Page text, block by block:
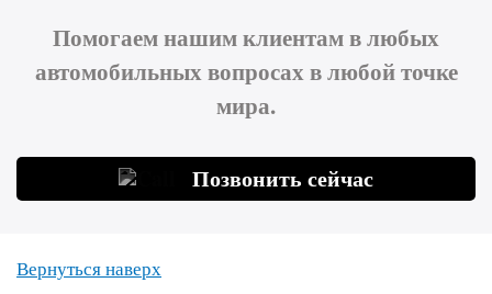
Помогаем нашим клиентам в любых
автомобильных вопросах в любой точке
мира.
Позвонить сейчас
Вернуться наверх